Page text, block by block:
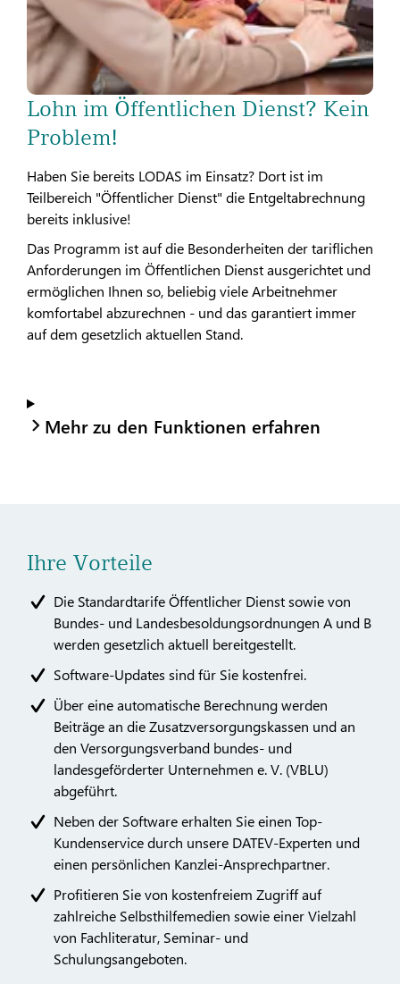
Lohn im Öffentlichen Dienst? Kein
Problem!
Haben Sie bereits LODAS im Einsatz? Dort ist im
Teilbereich "Öffentlicher Dienst" die Entgeltabrechnung
bereits inklusive!
Das Programm ist auf die Besonderheiten der tariflichen
Anforderungen im Öffentlichen Dienst ausgerichtet und
ermöglichen Ihnen so, beliebig viele Arbeitnehmer
komfortabel abzurechnen - und das garantiert immer
auf dem gesetzlich aktuellen Stand.
Mehr zu den Funktionen erfahren
Ihre Vorteile
Die Standardtarife Öffentlicher Dienst sowie von
Bundes- und Landesbesoldungsordnungen A und B
werden gesetzlich aktuell bereitgestellt.
Software-Updates sind für Sie kostenfrei.
Über eine automatische Berechnung werden
Beiträge an die Zusatzversorgungskassen und an
den Versorgungsverband bundes- und
landesgeförderter Unternehmen e. V. (VBLU)
abgeführt.
Neben der Software erhalten Sie einen Top-
Kundenservice durch unsere DATEV-Experten und
einen persönlichen Kanzlei-Ansprechpartner.
Profitieren Sie von kostenfreiem Zugriff auf
zahlreiche Selbsthilfemedien sowie einer Vielzahl
von Fachliteratur, Seminar- und
Schulungsangeboten.